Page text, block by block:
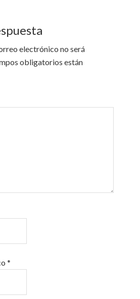
electrónico no será
obligatorios están
*